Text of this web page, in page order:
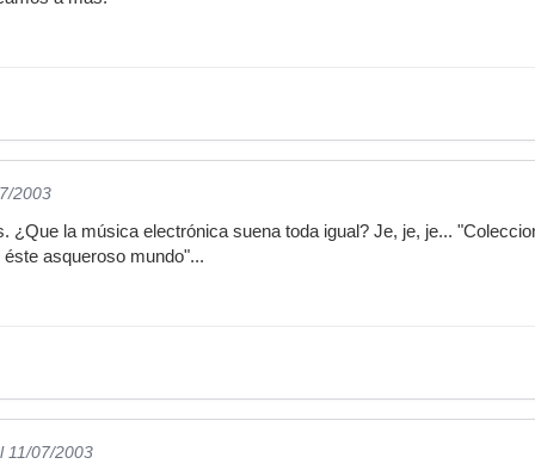
2003
¿Que la música electrónica suena toda igual? Je, je, je...
asqueroso mundo"...
11/07/2003